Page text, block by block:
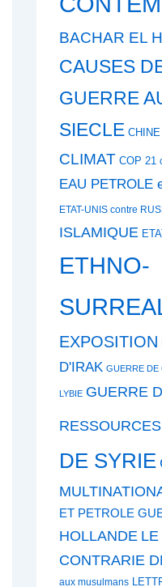
BACHAR EL
CAUSES
GUERRE
SIECLE
CLIMAT COP 21
EAU PETROLE
ETAT-UNIS contre
ISLAMIQUE
ETHNO-
EXPOSITION
D'IRAK GUERRE DE
LYBIE GUERRE
RESSOURCES
DE SYRIE
ET PETROLE
HOLLANDE
CONTRARIE
aux musulmans